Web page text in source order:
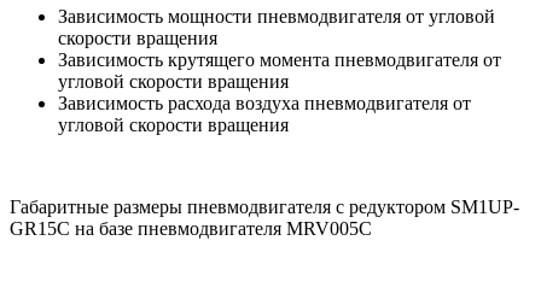
Зависимость мощности пневмодвигателя от угловой
скорости вращения
Зависимость крутящего момента пневмодвигателя от
угловой скорости вращения
Зависимость расхода воздуха пневмодвигателя от
угловой скорости вращения
Габаритные размеры пневмодвигателя с редуктором SM1UP-
GR15C на базе пневмодвигателя MRV005C